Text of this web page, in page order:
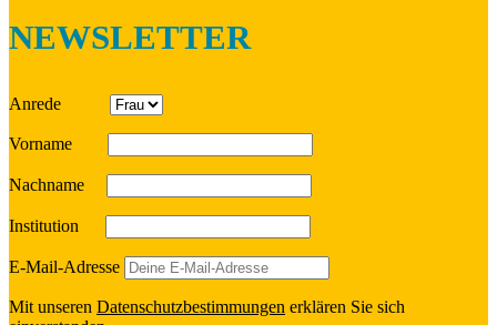
NEWSLETTER
Anrede
Vorname
Nach­name
Insti­tu­tion
E‑Mail-Adresse
Mit unseren Daten­schutz­be­stim­mun­gen erklä­ren Sie sich